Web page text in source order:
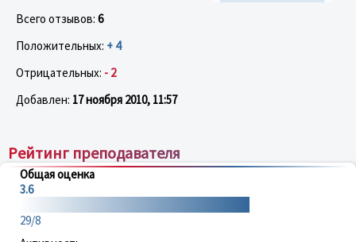
Всего отзывов: 6
Положительных: + 4
Отрицательных: - 2
Добавлен: 17 ноября 2010, 11:57
Рейтинг преподавателя
Общая оценка
3.6
29/8